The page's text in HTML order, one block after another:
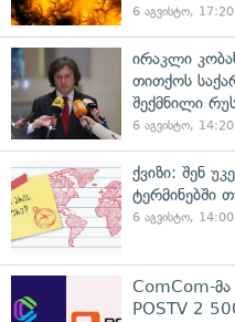
6 აგვისტო, 17:20
ირაკლი
თითქოს
შექმნილი
6 აგვისტო, 14:20
ქვიზი: შენ
ტერმინებში
6 აგვისტო, 14:00
ComCom-
POSTV 2